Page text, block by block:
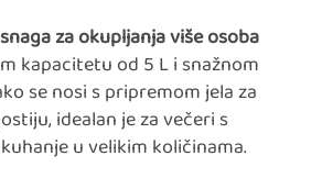
za okupljanja više osoba
kapacitetu od 5 L i snažnom
se nosi s pripremom jela za
idealan je za večeri s
u velikim količinama.